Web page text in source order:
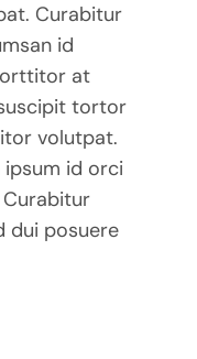
Curabitur
id
at
tortor
volutpat.
ipsum id orci
dui posuere